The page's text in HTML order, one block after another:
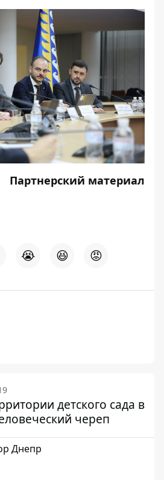
Партнерский материал
😭 😆 😡
детского сада в
череп
Днепр